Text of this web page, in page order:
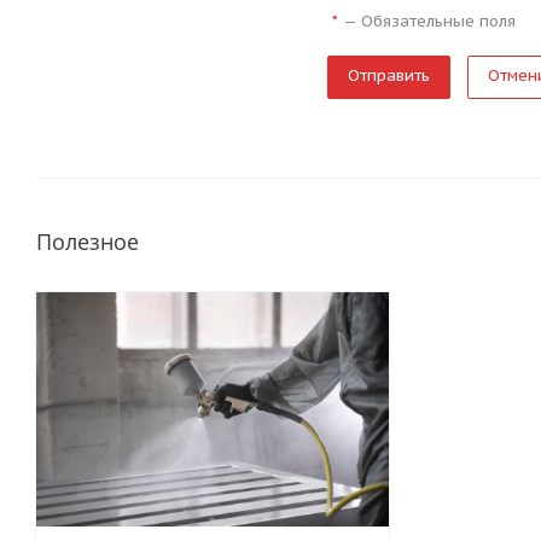
* —Обязательные поля
Полезное